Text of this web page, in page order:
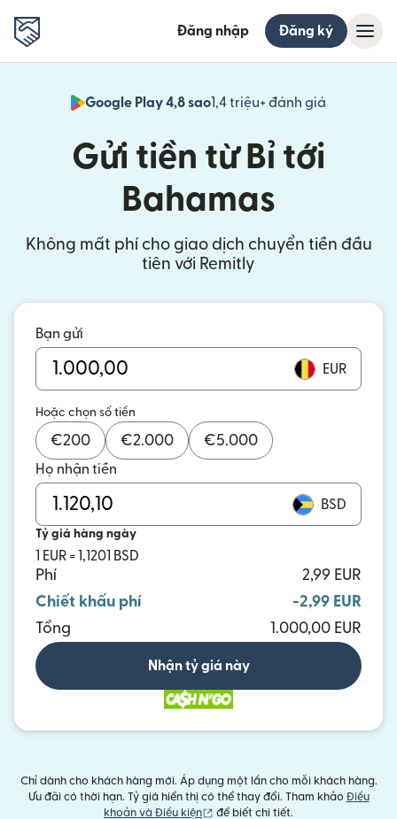
Đăng nhập Đăng ký
Google Play 4,8 sao1,4 triệu+ đánh giá
Gửi tiền từ Bỉ tới
Bahamas
Không mất phí cho giao dịch chuyển tiền đầu
tiên với Remitly
Bạn gửi
EUR
Hoặc chọn số tiền
€200 €2.000 €5.000
Họ nhận tiền
BSD
Tỷ giá hàng ngày
1 EUR = 1,1201 BSD
Phí
2,99 EUR
Chiết khấu phí
-2,99 EUR
Tổng
1.000,00 EUR
Nhận tỷ giá này
Chỉ dành cho khách hàng mới. Áp dụng một lần cho mỗi khách hàng.
Ưu đãi có thời hạn. Tỷ giá hiển thị có thể thay đổi. Tham khảo Điều
khoản và Điều kiện
(mở trong cửa sổ mới)
để biết chi tiết.